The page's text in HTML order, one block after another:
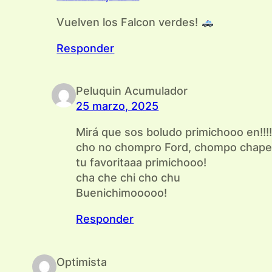
Vuelven los Falcon verdes!
Responder
Peluquin Acumulador
25 marzo, 2025
Mirá que sos boludo primichooo
cho no chompro Ford, chompo
tu favoritaaa primichooo!
cha che chi cho chu
Buenichimooooo!
Responder
Optimista